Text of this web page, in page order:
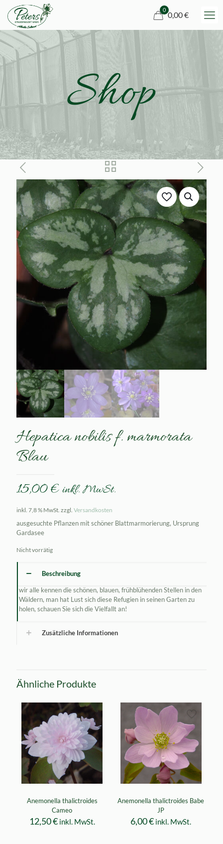
0
0,00 €
Shop
Hepatica nobilis f. marmorata
Blau
15,00€ inkl. MwSt.
inkl. 7,8 % MwSt. zzgl. Versandkosten
ausgesuchte Pflanzen mit schöner Blattmarmorierung, Ursprung
Gardasee
Nicht vorrätig
Beschreibung
wir alle kennen die schönen, blauen, frühblühenden Stellen in den
Wäldern, man hat Lust sich diese Refugien in seinen Garten zu
holen, schauen Sie sich die Vielfallt an!
Zusätzliche Informationen
Ähnliche Produkte
Anemonella thalictroides
Cameo
12,50€ inkl. MwSt.
Anemonella thalictroides Babe
JP
6,00€ inkl. MwSt.